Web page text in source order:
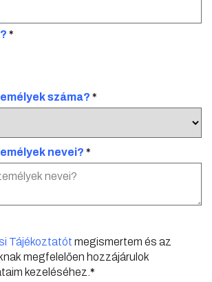
*
száma? *
nevei? *
Tájékoztatót megismertem és az
megfelelően hozzájárulok
kezeléséhez.*